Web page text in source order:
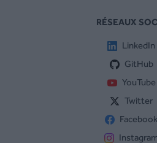
RÉSEAUX
LinkedIn
GitHub
YouTube
Twitter
Facebook